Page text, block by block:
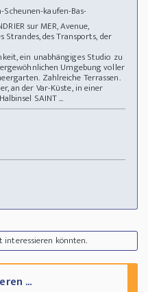
kaufen-Bas-
sur MER, Avenue,
Strandes, des Transports, der
ein unabhängiges Studio zu
Umgebung voller
Zahlreiche Terrassen.
an der Var-Küste, in einer
SAINT ...
interessieren könnten.
...